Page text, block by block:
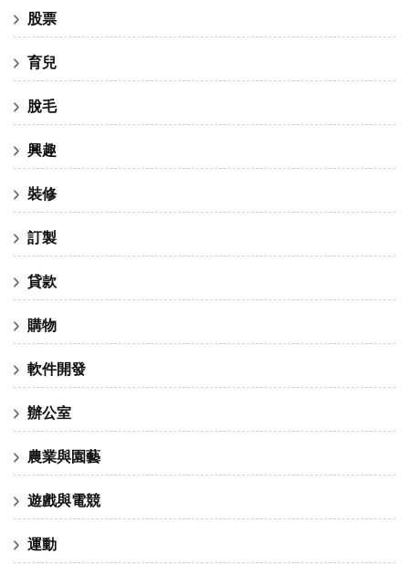
股票
育兒
脫毛
興趣
裝修
訂製
貸款
購物
軟件開發
辦公室
農業與園藝
遊戲與電競
運動